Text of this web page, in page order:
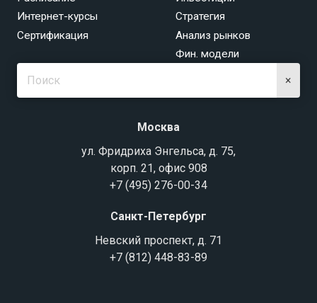
Интернет-курсы
Сертификация
Стратегия
Анализ рынков
Фин. модели
×
Москва
ул. Фридриха Энгельса, д. 75,
корп. 21, офис 908
+7 (495) 276-00-34
Санкт-Петербург
Невский проспект, д. 71
+7 (812) 448-83-89